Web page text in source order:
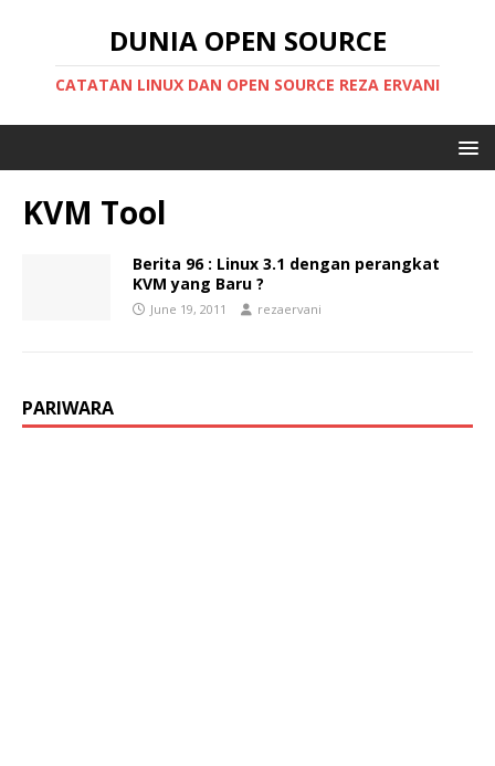
DUNIA OPEN SOURCE
CATATAN LINUX DAN OPEN SOURCE REZA ERVANI
KVM Tool
Berita 96 : Linux 3.1 dengan perangkat
KVM yang Baru ?
June 19, 2011 rezaervani
PARIWARA